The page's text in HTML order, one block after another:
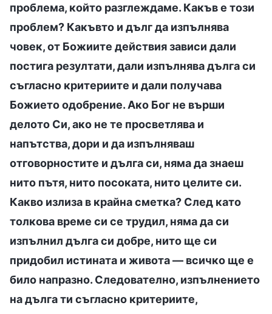
проблема, който разглеждаме. Какъв е този
проблем? Какъвто и дълг да изпълнява
човек, от Божиите действия зависи дали
постига резултати, дали изпълнява дълга си
съгласно критериите и дали получава
Божието одобрение. Ако Бог не върши
делото Си, ако не те просветлява и
напътства, дори и да изпълняваш
отговорностите и дълга си, няма да знаеш
нито пътя, нито посоката, нито целите си.
Какво излиза в крайна сметка? След като
толкова време си се трудил, няма да си
изпълнил дълга си добре, нито ще си
придобил истината и живота — всичко ще е
било напразно. Следователно, изпълнението
на дълга ти съгласно критериите,